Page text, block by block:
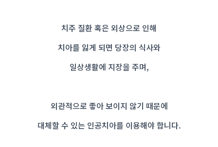
치주 질환 혹은 외상으로 인해
치아를 잃게 되면 당장의 식사와
일상생활에 지장을 주며,
외관적으로 좋아 보이지 않기 때문에
대체할 수 있는 인공치아를 이용해야 합니다.